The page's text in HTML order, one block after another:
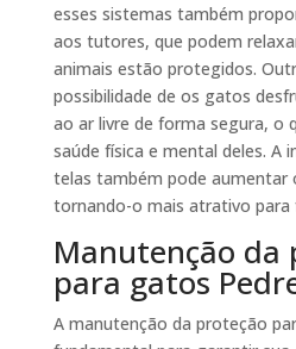
esses sistemas também
aos tutores, que podem
animais estão protegidos.
possibilidade de os gatos
ao ar livre de forma segura, o
saúde física e mental deles. A
telas também pode aumentar
tornando-o mais atrativo para
Manutenção da
para gatos
A manutenção da proteção